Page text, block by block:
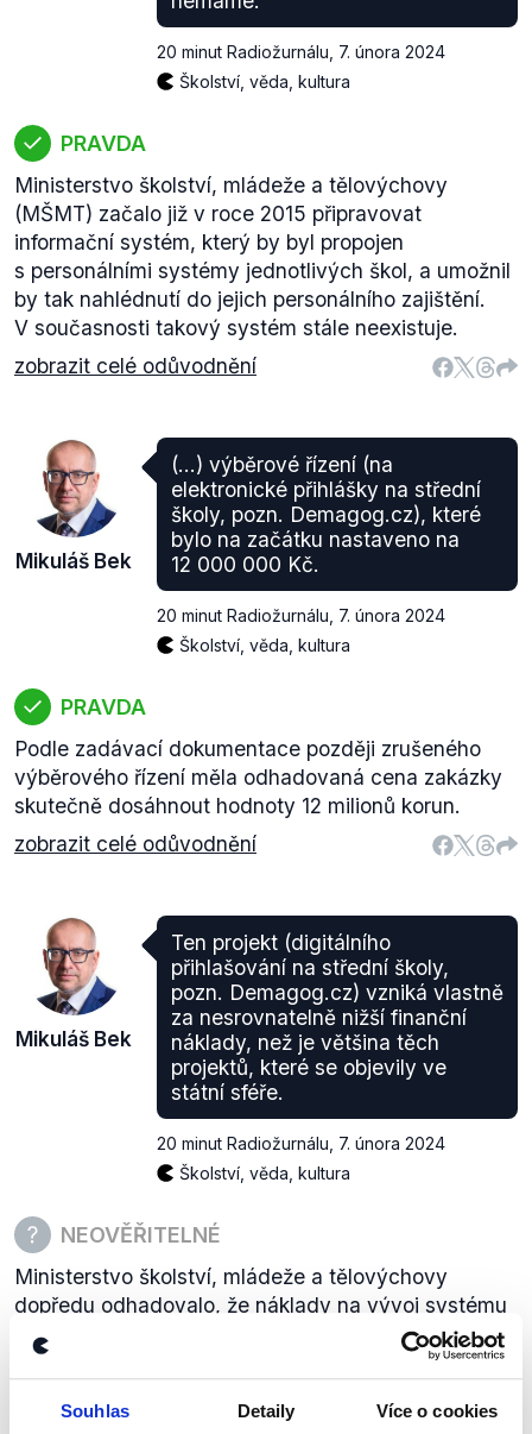
Souhlas Detaily Více o cookies
20 minut Radiožurnálu 7. února 2024
Školství, věda, kultura
PRAVDA
Ministerstvo školství, mládeže a tělovýchovy
(MŠMT) začalo již v roce 2015 připravovat
informační systém, který by byl propojen
s personálními systémy jednotlivých škol, a umožnil
by tak nahlédnutí do jejich personálního zajištění.
V současnosti takový systém stále neexistuje.
zobrazit celé odůvodnění
Mikuláš Bek
(...) výběrové řízení (na
elektronické přihlášky na střední
školy, pozn. Demagog.cz), které
bylo na začátku nastaveno na
12 000 000 Kč.
20 minut Radiožurnálu 7. února 2024
Školství, věda, kultura
PRAVDA
Podle zadávací dokumentace později zrušeného
výběrového řízení měla odhadovaná cena zakázky
skutečně dosáhnout hodnoty 12 milionů korun.
zobrazit celé odůvodnění
Mikuláš Bek
Ten projekt (digitálního
přihlašování na střední školy,
pozn. Demagog.cz) vzniká vlastně
za nesrovnatelně nižší finanční
náklady, než je většina těch
projektů, které se objevily ve
státní sféře.
20 minut Radiožurnálu 7. února 2024
Školství, věda, kultura
NEOVĚŘITELNÉ
Ministerstvo školství, mládeže a tělovýchovy
dopředu odhadovalo, že náklady na vývoj systému
digitálního přihlašování na střední školy
nepřesáhnou rozpočty některých jiných
Výši skutečných nákladů ale dosud nezveřejnilo.